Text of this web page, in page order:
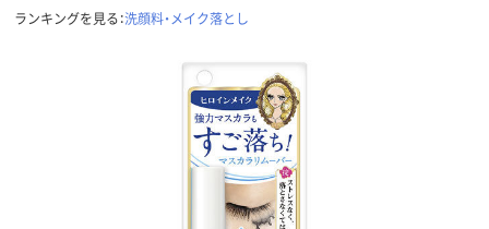
ランキングを見る：洗顔料・メイク落とし